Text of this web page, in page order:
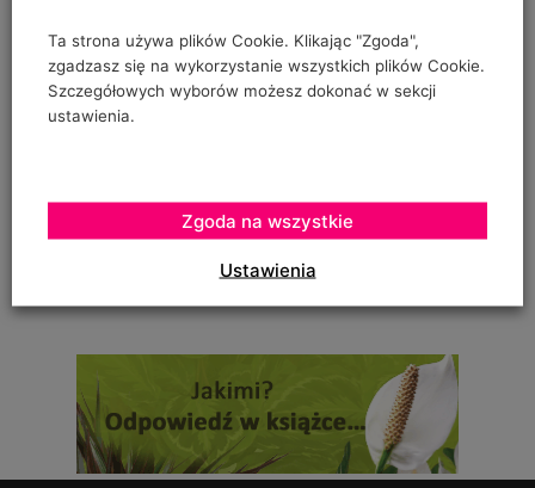
"prowadzenia" pomidorów w szklarence oraz
Urszula Hahajska
To zależy czy podczas uprawy robaczki które ją zjadały,
zostały otrute, czy skrzętnie zebrane i
Ta strona używa plików Cookie. Klikając "Zgoda",
zgadzasz się na wykorzystanie wszystkich plików Cookie.
Szczegółowych wyborów możesz dokonać w sekcji
ustawienia.
Ustawienia
Zgoda na wszystkie